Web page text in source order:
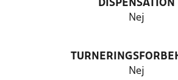
DISPENSATION
Nej
Nej